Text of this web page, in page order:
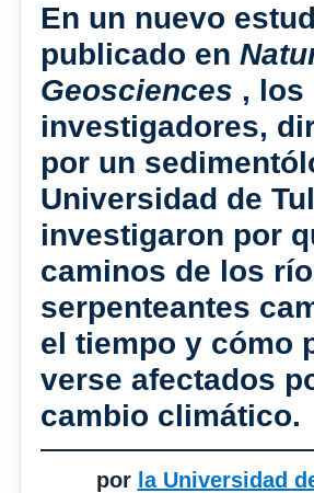
En un nuevo
publicado en
Geosciences , los
investigadores,
por un
Universidad de
investigaron por
caminos de los
serpenteantes
el tiempo y cómo
verse afectados
cambio climático.
por la Universidad